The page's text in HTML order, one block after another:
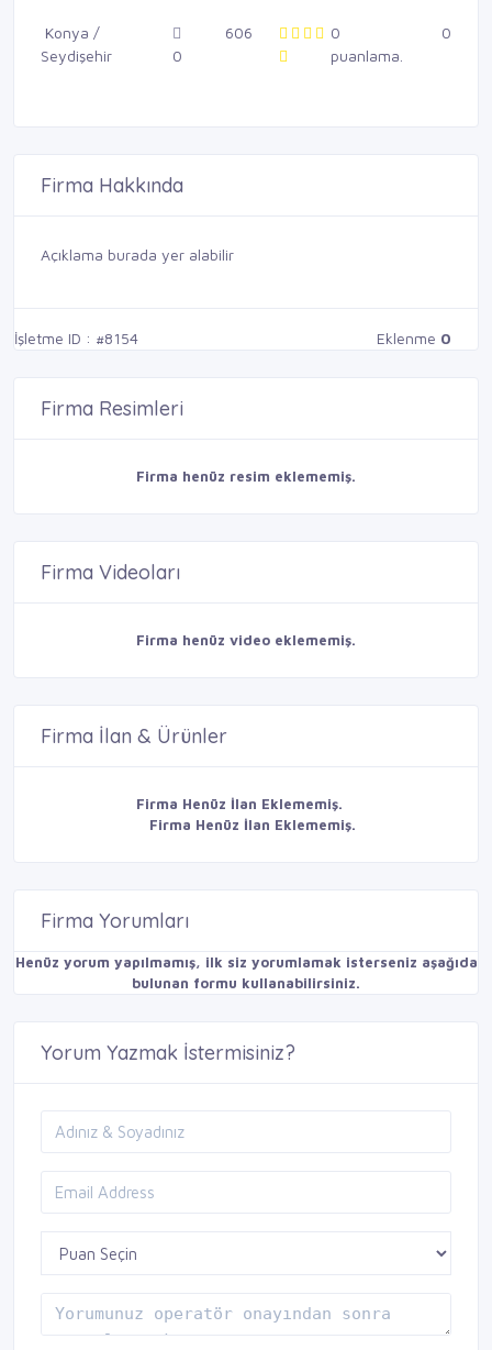
Konya /
Seydişehir
0
606
0
puanlama.
0
Firma Hakkında
Açıklama burada yer alabilir
İşletme ID : #8154 Eklenme 0
Firma Resimleri
Firma henüz resim eklememiş.
Firma Videoları
Firma henüz video eklememiş.
Firma İlan & Ürünler
Firma Henüz İlan Eklememiş.
Firma Henüz İlan Eklememiş.
Firma Yorumları
Henüz yorum yapılmamış, ilk siz yorumlamak isterseniz aşağıda
bulunan formu kullanabilirsiniz.
Yorum Yazmak İstermisiniz?